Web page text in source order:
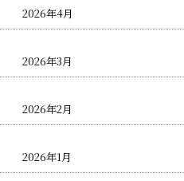
2026年4月
2026年3月
2026年2月
2026年1月